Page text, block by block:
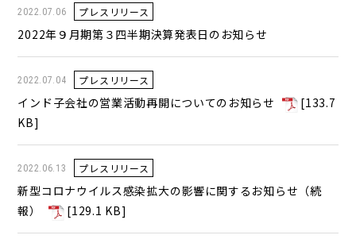
2022.07.06 プレスリリース
2022年９月期第３四半期決算発表日のお知らせ
2022.07.04 プレスリリース
インド子会社の営業活動再開についてのお知らせ [133.7
KB]
2022.06.13 プレスリリース
新型コロナウイルス感染拡大の影響に関するお知らせ（続
報）
[129.1 KB]